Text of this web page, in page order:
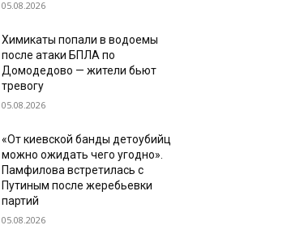
05.08.2026
Химикаты попали в водоемы
после атаки БПЛА по
Домодедово — жители бьют
тревогу
05.08.2026
«От киевской банды детоубийц
можно ожидать чего угодно».
Памфилова встретилась с
Путиным после жеребьевки
партий
05.08.2026